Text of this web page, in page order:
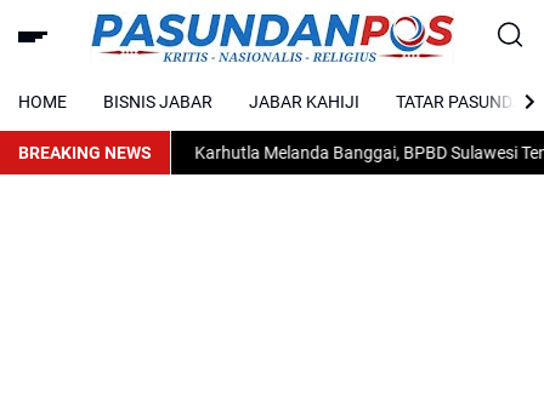
HOME BISNIS JABAR JABAR KAHIJI TATAR PASUNDAN
BREAKING NEWSKarhutla Melanda Banggai, BPBD Sulawesi